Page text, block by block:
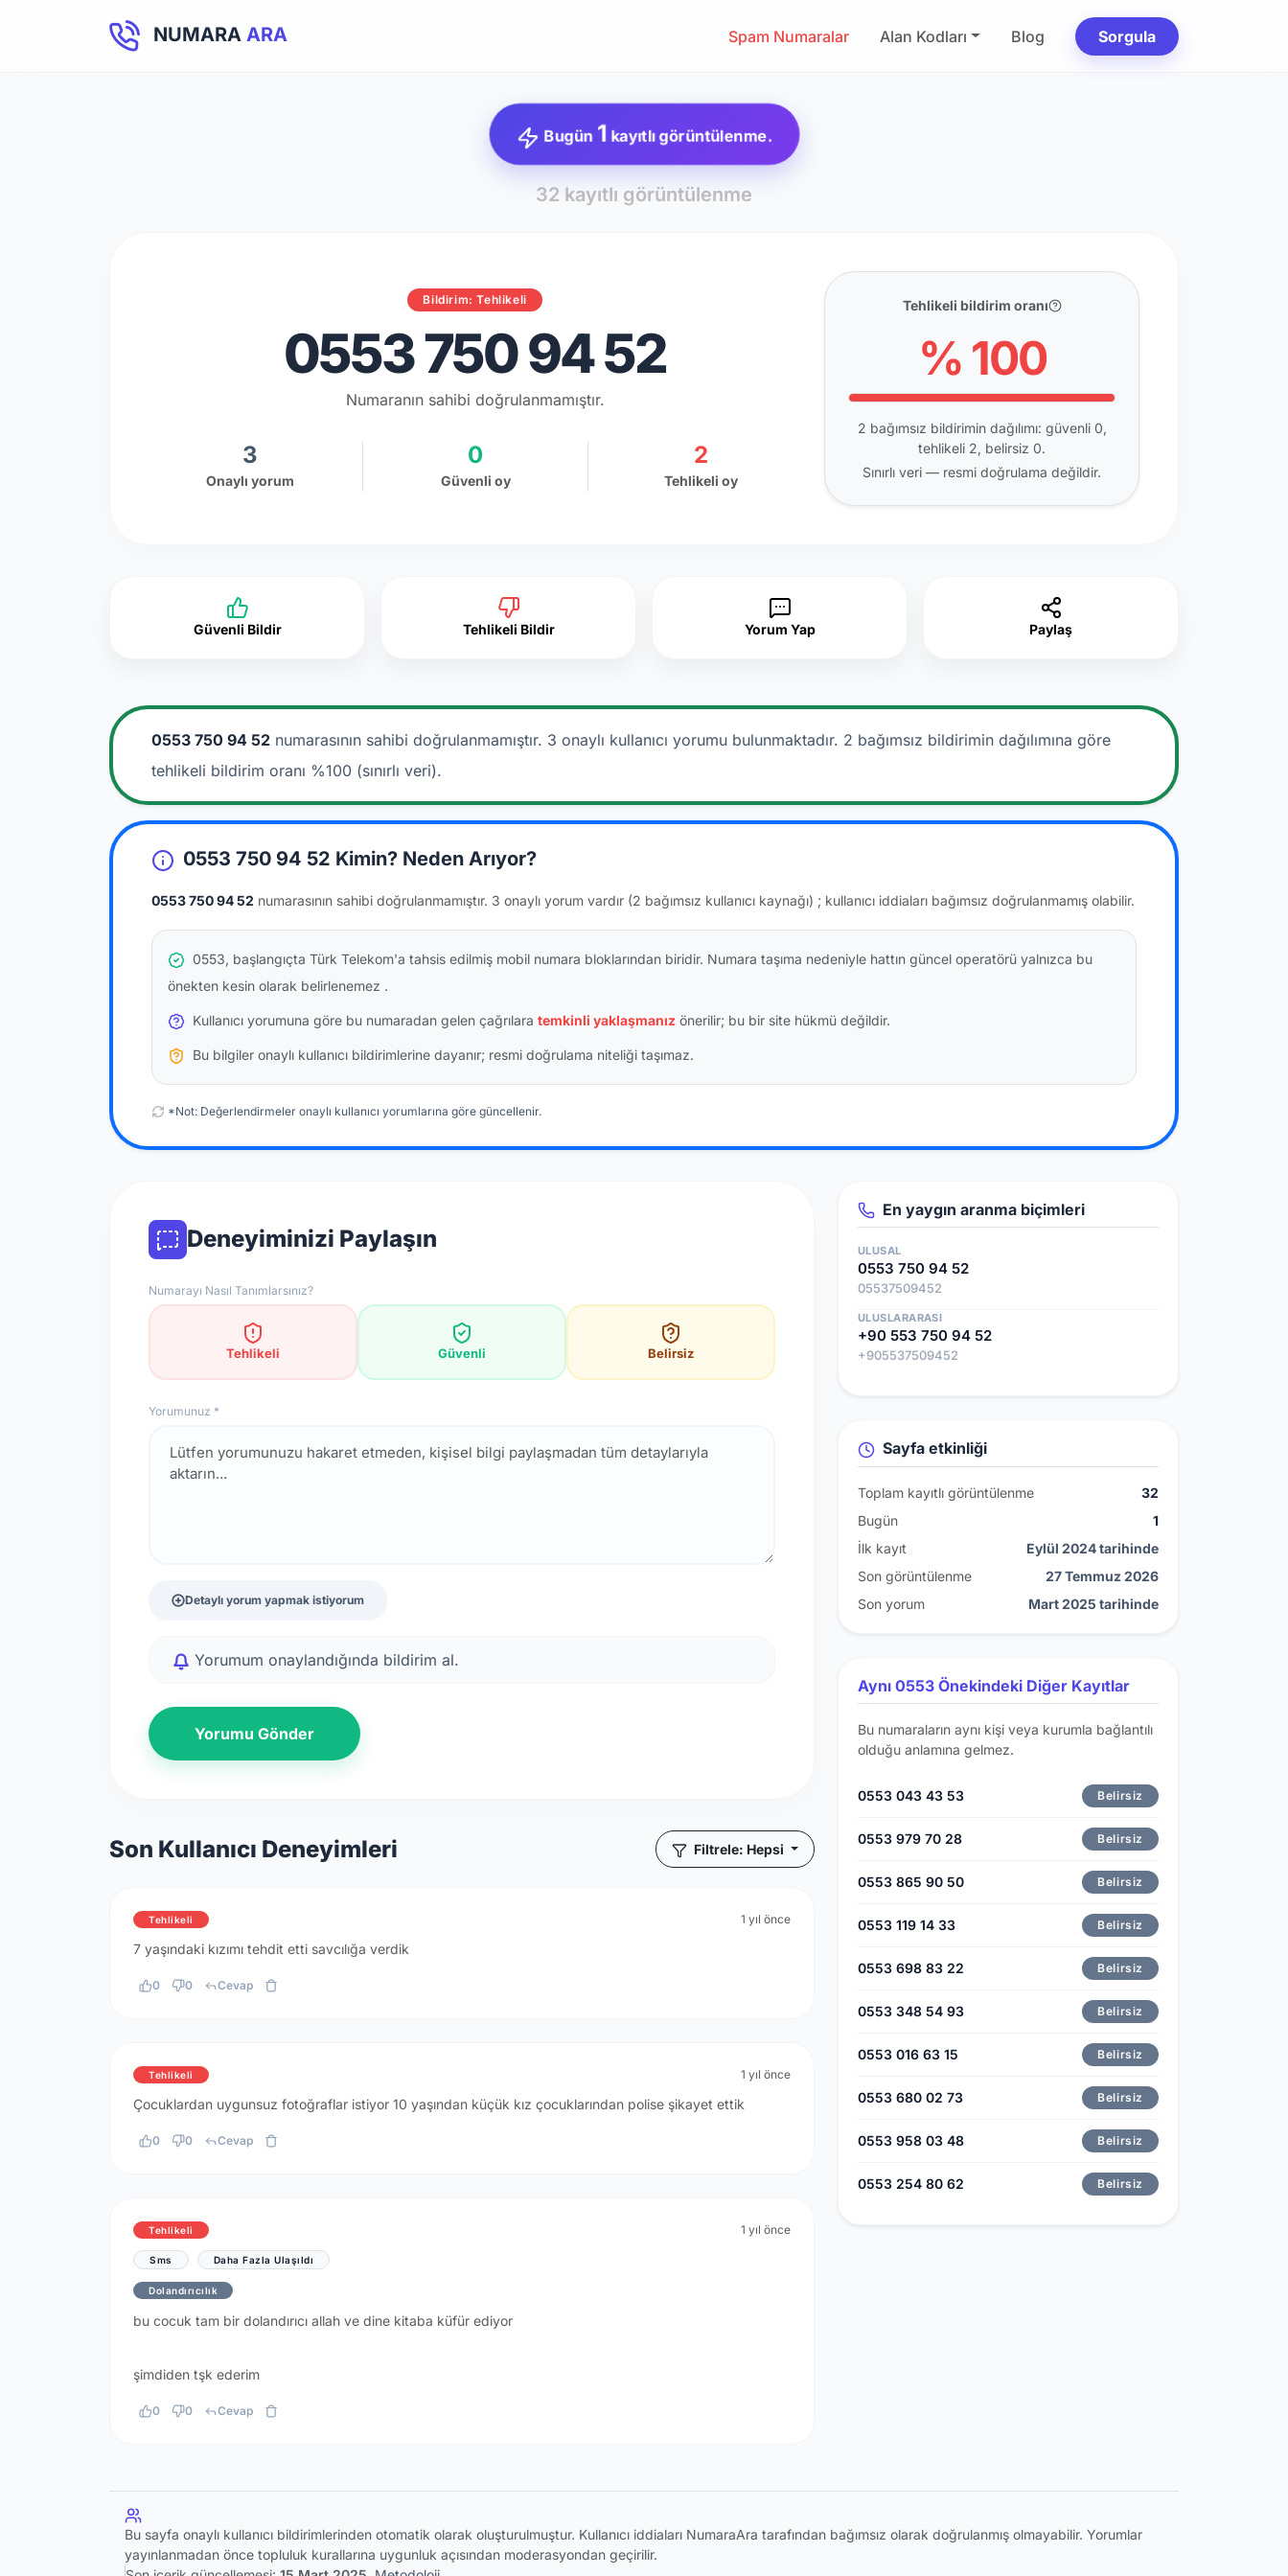
NUMARA ARA Spam Numaralar Alan Kodları Blog Sorgula
Bugün 1 kayıtlı görüntülenme.
32 kayıtlı görüntülenme
Bildirim: Tehlikeli
0553 750 94 52
Numaranın sahibi doğrulanmamıştır.
3
Onaylı yorum
0
Güvenli oy
2
Tehlikeli oy
Tehlikeli bildirim oranı
% 100
2 bağımsız bildirimin dağılımı: güvenli 0,
tehlikeli 2, belirsiz 0.
Sınırlı veri — resmi doğrulama değildir.
Güvenli Bildir Tehlikeli Bildir Yorum Yap Paylaş
0553 750 94 52 numarasının sahibi doğrulanmamıştır. 3 onaylı kullanıcı yorumu bulunmaktadır. 2 bağımsız bildirimin dağılımına göre
tehlikeli bildirim oranı %100 (sınırlı veri).
0553 750 94 52 Kimin? Neden Arıyor?
0553 750 94 52 numarasının sahibi doğrulanmamıştır. 3 onaylı yorum vardır (2 bağımsız kullanıcı kaynağı) ; kullanıcı iddiaları bağımsız doğrulanmamış olabilir.
0553, başlangıçta Türk Telekom'a tahsis edilmiş mobil numara bloklarından biridir. Numara taşıma nedeniyle hattın güncel operatörü yalnızca bu
önekten kesin olarak belirlenemez .
Kullanıcı yorumuna göre bu numaradan gelen çağrılara temkinli yaklaşmanız önerilir; bu bir site hükmü değildir.
Bu bilgiler onaylı kullanıcı bildirimlerine dayanır; resmi doğrulama niteliği taşımaz.
*Not: Değerlendirmeler onaylı kullanıcı yorumlarına göre güncellenir.
Deneyiminizi Paylaşın
Numarayı Nasıl Tanımlarsınız?
Tehlikeli Güvenli Belirsiz
Yorumunuz *
Detaylı yorum yapmak istiyorum
Yorumum onaylandığında bildirim al.
Yorumu Gönder
Son Kullanıcı Deneyimleri Filtrele: Hepsi
Tehlikeli 1 yıl önce
7 yaşındaki kızımı tehdit etti savcılığa verdik
0 0 Cevap
Tehlikeli 1 yıl önce
Çocuklardan uygunsuz fotoğraflar istiyor 10 yaşından küçük kız çocuklarından polise şikayet ettik
0 0 Cevap
Tehlikeli 1 yıl önce
Sms Daha Fazla Ulaşıldı
Dolandırıcılık
bu cocuk tam bir dolandırıcı allah ve dine kitaba küfür ediyor
şimdiden tşk ederim
0 0 Cevap
En yaygın aranma biçimleri
ULUSAL
0553 750 94 52
05537509452
ULUSLARARASI
+90 553 750 94 52
+905537509452
Sayfa etkinliği
Toplam kayıtlı görüntülenme
32
Bugün
1
İlk kayıt
Eylül 2024 tarihinde
Son görüntülenme
27 Temmuz 2026
Son yorum
Mart 2025 tarihinde
Aynı 0553 Önekindeki Diğer Kayıtlar
Bu numaraların aynı kişi veya kurumla bağlantılı
olduğu anlamına gelmez.
0553 043 43 53 Belirsiz
0553 979 70 28 Belirsiz
0553 865 90 50 Belirsiz
0553 119 14 33 Belirsiz
0553 698 83 22 Belirsiz
0553 348 54 93 Belirsiz
0553 016 63 15 Belirsiz
0553 680 02 73 Belirsiz
0553 958 03 48 Belirsiz
0553 254 80 62 Belirsiz
Bu sayfa onaylı kullanıcı bildirimlerinden otomatik olarak oluşturulmuştur. Kullanıcı iddiaları NumaraAra tarafından bağımsız olarak doğrulanmış olmayabilir. Yorumlar
yayınlanmadan önce topluluk kurallarına uygunluk açısından moderasyondan geçirilir.